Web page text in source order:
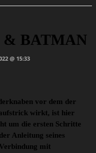
& BATMAN
@ 15:33
vor dem der
wirkt, ist hier
um die ersten Schritte
Anleitung seines
mit